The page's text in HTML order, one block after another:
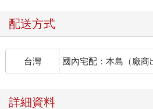
配送方式
台灣 國內宅配：本島（廠商
詳細資料